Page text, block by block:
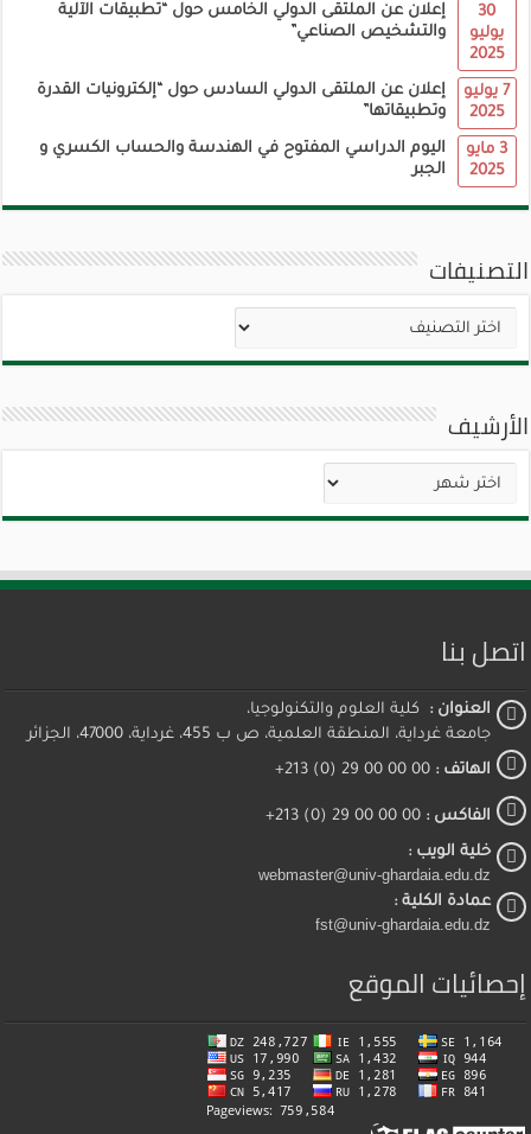
إعلان عن الملتقى الدولي الخامس حول “تطبيقات الآلية
والتشخيص الصناعي”
30
يوليو
2025
إعلان عن الملتقى الدولي السادس حول “إلكترونيات القدرة
وتطبيقاتها”
7 يوليو
2025
اليوم الدراسي المفتوح في الهندسة والحساب الكسري و
الجبر
3 مايو
2025
التصنيفات
التصنيفات
الأرشيف
الأرشيف
اتصل بنا
العنوان : كلية العلوم والتكنولوجيا،
جامعة غرداية، المنطقة العلمية، ص ب 455، غرداية، 47000، الجزائر
الهاتف : 00 00 00 29 (0) 213+
الفاكس : 00 00 00 29 (0) 213+
خلية الويب :
webmaster@univ-ghardaia.edu.dz
عمادة الكلية :
fst@univ-ghardaia.edu.dz
إحصائيات الموقع